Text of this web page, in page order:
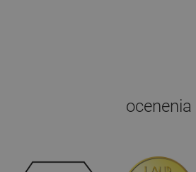
ocenenia